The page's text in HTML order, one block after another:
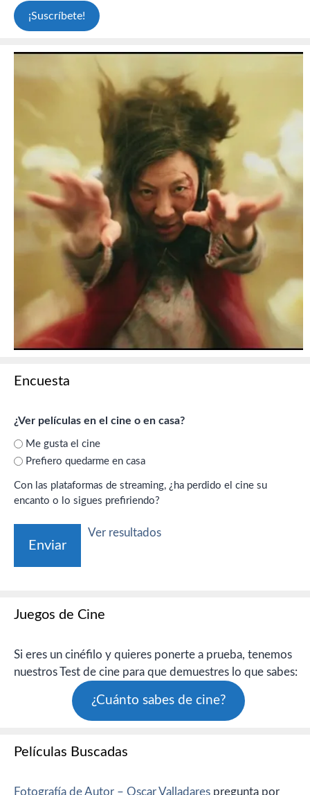
Encuesta
¿Ver películas en el cine o en casa?
Me gusta el cine
Prefiero quedarme en casa
Con las plataformas de streaming, ¿ha perdido el cine su
encanto o lo sigues prefiriendo?
Ver resultados
Juegos de Cine
Si eres un cinéfilo y quieres ponerte a prueba, tenemos
nuestros Test de cine para que demuestres lo que sabes:
¿Cuánto sabes de cine?
Películas Buscadas
Fotografía de Autor – Oscar Valladares pregunta por